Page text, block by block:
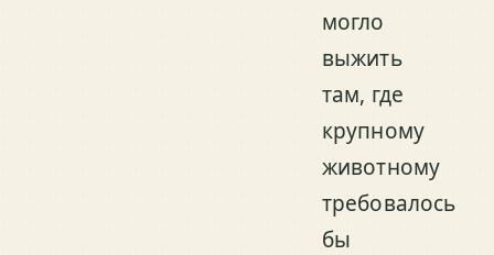
могло
выжить
там, где
крупному
животному
требовалось
бы